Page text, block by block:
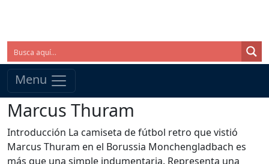
Menu
Marcus Thuram
Introducción La camiseta de fútbol retro que vistió
Marcus Thuram en el Borussia Monchengladbach es
más que una simple indumentaria. Representa una